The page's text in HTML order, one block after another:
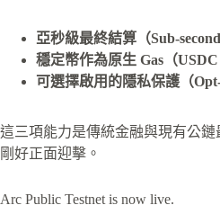
亞秒級最終結算（Sub-
穩定幣作為原生 Gas（USDC
可選擇啟用的隱私保護（
這三項能力是傳統金融與現有公
剛好正面迎擊。
Arc Public Testnet is now live.